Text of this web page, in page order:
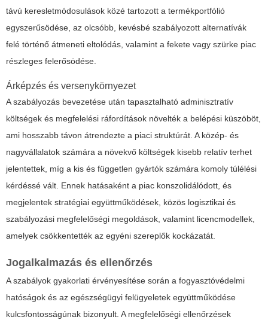
távú keresletmódosulások közé tartozott a termékportfólió
egyszerűsödése, az olcsóbb, kevésbé szabályozott alternatívák
felé történő átmeneti eltolódás, valamint a fekete vagy szürke piac
részleges felerősödése.
Árképzés és versenykörnyezet
A szabályozás bevezetése után tapasztalható adminisztratív
költségek és megfelelési ráfordítások növelték a belépési küszöböt,
ami hosszabb távon átrendezte a piaci struktúrát. A közép- és
nagyvállalatok számára a növekvő költségek kisebb relatív terhet
jelentettek, míg a kis és független gyártók számára komoly túlélési
kérdéssé vált. Ennek hatásaként a piac konszolidálódott, és
megjelentek stratégiai együttműködések, közös logisztikai és
szabályozási megfelelőségi megoldások, valamint licencmodellek,
amelyek csökkentették az egyéni szereplők kockázatát.
Jogalkalmazás és ellenőrzés
A szabályok gyakorlati érvényesítése során a fogyasztóvédelmi
hatóságok és az egészségügyi felügyeletek együttműködése
kulcsfontosságúnak bizonyult. A megfelelőségi ellenőrzések